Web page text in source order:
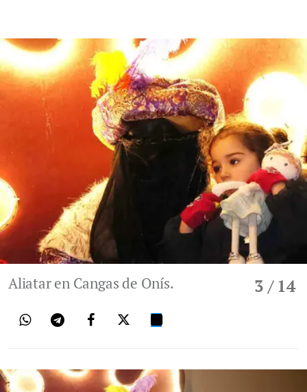
3 / 14
Aliatar en Cangas de Onís.